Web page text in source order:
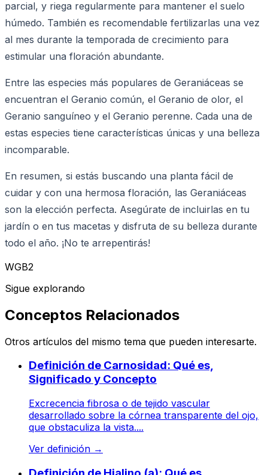
parcial, y riega regularmente para mantener el suelo
húmedo. También es recomendable fertilizarlas una vez
al mes durante la temporada de crecimiento para
estimular una floración abundante.
Entre las especies más populares de Geraniáceas se
encuentran el Geranio común, el Geranio de olor, el
Geranio sanguíneo y el Geranio perenne. Cada una de
estas especies tiene características únicas y una belleza
incomparable.
En resumen, si estás buscando una planta fácil de
cuidar y con una hermosa floración, las Geraniáceas
son la elección perfecta. Asegúrate de incluirlas en tu
jardín o en tus macetas y disfruta de su belleza durante
todo el año. ¡No te arrepentirás!
WGB2
Sigue explorando
Conceptos Relacionados
Otros artículos del mismo tema que pueden interesarte.
Definición de Carnosidad: Qué es,
Significado y Concepto
Excrecencia fibrosa o de tejido vascular
desarrollado sobre la córnea transparente del ojo,
que obstaculiza la vista....
Ver definición →